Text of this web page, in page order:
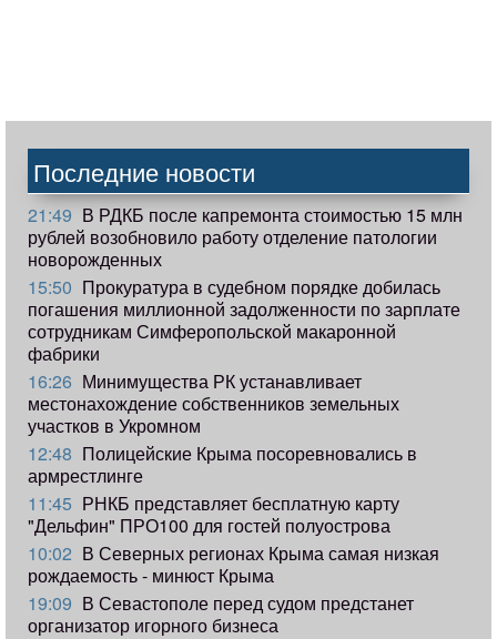
Последние новости
21:49 В РДКБ после капремонта стоимостью 15 млн
рублей возобновило работу отделение патологии
новорожденных
15:50 Прокуратура в судебном порядке добилась
погашения миллионной задолженности по зарплате
сотрудникам Симферопольской макаронной
фабрики
16:26 Минимущества РК устанавливает
местонахождение собственников земельных
участков в Укромном
12:48 Полицейские Крыма посоревновались в
армрестлинге
11:45 РНКБ представляет бесплатную карту
"Дельфин" ПРО100 для гостей полуострова
10:02 В Северных регионах Крыма самая низкая
рождаемость - минюст Крыма
19:09 В Севастополе перед судом предстанет
организатор игорного бизнеса